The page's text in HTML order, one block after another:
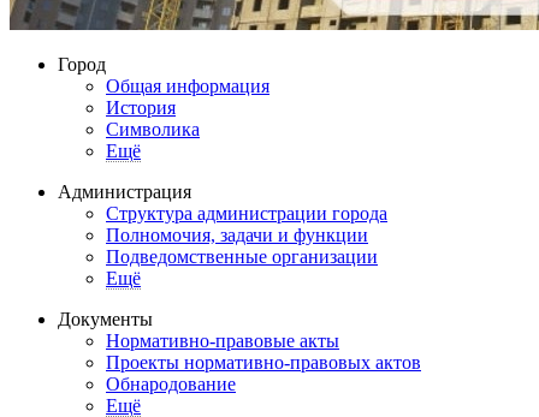
Город
Общая информация
История
Символика
Ещё
Администрация
Структура администрации города
Полномочия, задачи и функции
Подведомственные организации
Ещё
Документы
Нормативно-правовые акты
Проекты нормативно-правовых актов
Обнародование
Ещё